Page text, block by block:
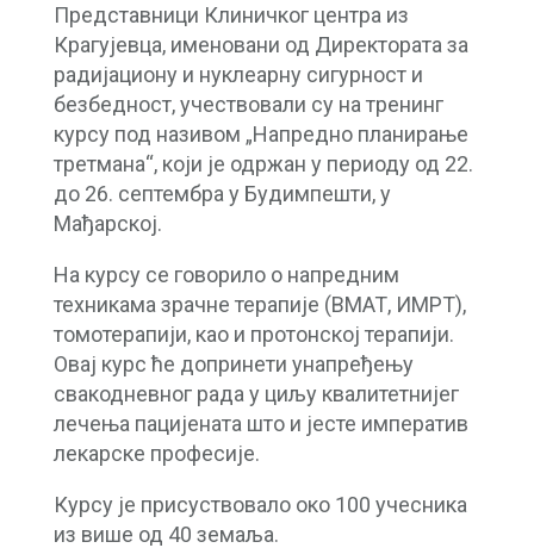
Представници Клиничког центра из
Крагујевца, именовани од Директората за
радијациону и нуклеарну сигурност и
безбедност, учествовали су на тренинг
курсу под називом „Напредно планирање
третмана“, који је одржан у периоду од 22.
до 26. септембра у Будимпешти, у
Мађарској.
На курсу се говорило о напредним
техникама зрачне терапије (ВМАТ, ИМРТ),
томотерапији, као и протонској терапији.
Овај курс ће допринети унапређењу
свакодневног рада у циљу квалитетнијег
лечења пацијената што и јесте императив
лекарске професије.
Курсу је присуствовало око 100 учесника
из више од 40 земаља.